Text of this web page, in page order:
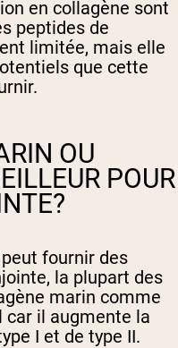
en collagène sont
peptides de
limitée, mais elle
que cette
OU
POUR
fournir des
la plupart des
marin comme
car il augmente la
I et de type II.